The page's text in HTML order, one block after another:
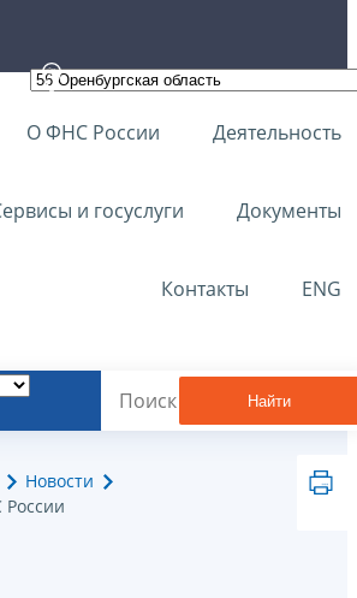
О ФНС России Деятельность
и госуслуги Документы
Контакты ENG
Найти
Новости